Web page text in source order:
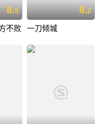
8.5
不败
8.2
一刀倾城